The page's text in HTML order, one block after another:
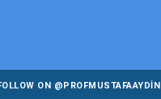
ON @PROFMUSTAFAAYDIN